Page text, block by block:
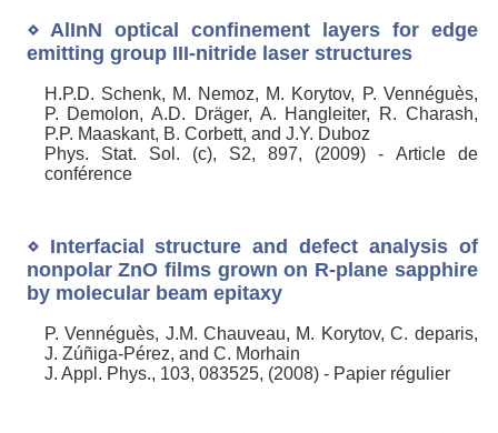
⋄ AlInN optical confinement layers for edge
emitting group III-nitride laser structures
H.P.D. Schenk, M. Nemoz, M. Korytov, P. Vennéguès,
P. Demolon, A.D. Dräger, A. Hangleiter, R. Charash,
P.P. Maaskant, B. Corbett, and J.Y. Duboz
Phys. Stat. Sol. (c), S2, 897, (2009) - Article de
conférence
⋄ Interfacial structure and defect analysis of
nonpolar ZnO films grown on R-plane sapphire
by molecular beam epitaxy
P. Vennéguès, J.M. Chauveau, M. Korytov, C. deparis,
J. Zúñiga-Pérez, and C. Morhain
J. Appl. Phys., 103, 083525, (2008) - Papier régulier